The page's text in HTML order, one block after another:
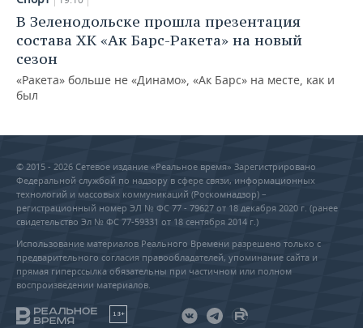
В Зеленодольске прошла презентация
состава ХК «Ак Барс-Ракета» на новый
сезон
«Ракета» больше не «Динамо», «Ак Барс» на месте, как и
был
© 2015 - 2026 Сетевое издание «Реальное время» Зарегистрировано
Федеральной службой по надзору в сфере связи, информационных
технологий и массовых коммуникаций (Роскомнадзор) –
регистрационный номер ЭЛ № ФС 77 - 79627 от 18 декабря 2020 г. (ранее
свидетельство Эл № ФС 77-59331 от 18 сентября 2014 г.)
Использование материалов Реального Времени разрешено только с
предварительного согласия правообладателей, упоминание сайта и
прямая гиперссылка обязательны при частичном или полном
воспроизведении материалов.
18+